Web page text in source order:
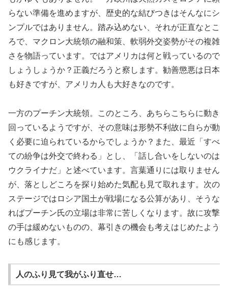
らない準備を進めますが、歴史的な結びつきはそんなにシ
ンプルではありません。踏み込めない、それが正直なとこ
ろで、マクロン大統領の融和策、軟弱外交姿勢がその複雑
さを物語っています。ではアメリカは何と戦っているので
しょうしょうか？正義だろうと察します。勧善懲悪は日本
も好きですが、アメリカ人も大好きなのです。
一方のプーチン大統領。このところ、あちらこちらに動き
回っているようですが、その意味は形勢不利故に自らが動
く必要に迫られているからでしょうか？また、最近「すべ
ての紛争は外交で終わる」とし、「話し合いをしないのは
ウクライナだ」と述べています。言葉通りには取りません
が、落としどころを探り始めた気配も見て取れます。次の
ステージではロシア国土が戦場になる公算があり、そうな
ればプーチン氏の立場は非常に苦しくなります。故に攻撃
の手は緩めないものの、幕引きの機会も考えはじめたよう
にも感じます。
人のふり見て我がふり直せ…